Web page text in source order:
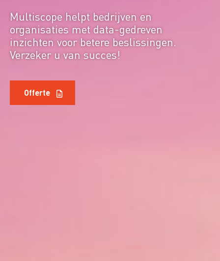
Multiscope helpt bedrijven en
organisaties met data-gedreven
inzichten voor betere beslissingen.
Verzeker u van succes!
Offerte